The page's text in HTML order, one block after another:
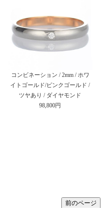
コンビネーション / 2mm / ホワ
イトゴールド/ピンクゴールド /
ツヤあり / ダイヤモンド
98,800円
前のページ